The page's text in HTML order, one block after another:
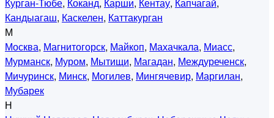
Кандыагаш, Каскелен, Каттакурган
М
Москва, Магнитогорск, Майкоп, Махачкала, Миасс,
Мурманск, Муром, Мытищи, Магадан, Междуреченск,
Мичуринск, Минск, Могилев, Мингячевир, Маргилан,
Мубарек
Н